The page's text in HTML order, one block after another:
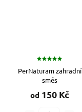
PerNaturam zahradní
směs
od 150 Kč